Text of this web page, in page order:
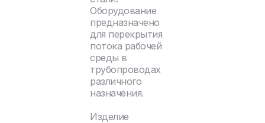
Оборудование
предназначено
для перекрытия
потока рабочей
среды в
трубопроводах
различного
назначения.
Изделие